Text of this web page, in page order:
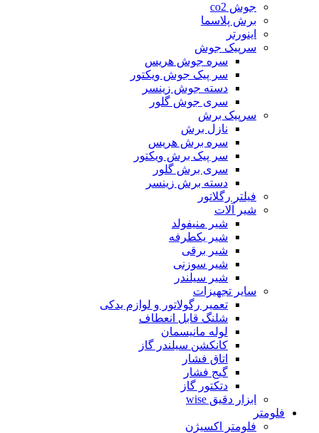
جوش co2
برش پلاسما
اینورتر
سرپیک جوش
سره جوش هریس
سر پیک جوش ویکتور
دسته جوش زینسر
سری جوش گلور
سرپیک برش
نازل برش
سره برش هریس
سر پیک برش ویکتور
سری برش گلور
دسته برش زینسر
فیلتر رگلاتور
شیر آلات
شیر منیفولد
شیر یکطرفه
شیر برقی
شیر سوزنی
شیر سیلندر
سایر تجهیزات
تعمیر رگولاتور و لوازم یدکی
شلنگ قابل انعطاف
لوله مانیسمان
کانکشن سیلندر گاز
اتاق فشار
گیج فشار
دتکتور گاز
ابزار دقیق wise
فلومتر
فلومتر اکسیژن